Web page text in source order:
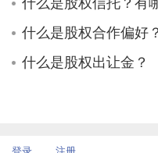
项的一票否决权
创始人来说这是
所以创始人只能保
什么是股权合作偏好？
什么是股权出让金？